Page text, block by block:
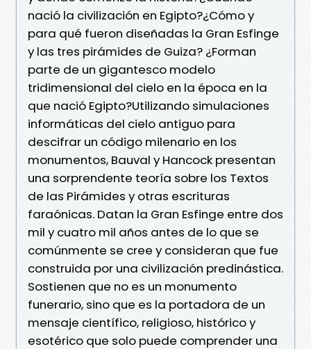
nació la civilización en Egipto?¿Cómo y
para qué fueron diseñadas la Gran Esfinge
y las tres pirámides de Guiza? ¿Forman
parte de un gigantesco modelo
tridimensional del cielo en la época en la
que nació Egipto?Utilizando simulaciones
informáticas del cielo antiguo para
descifrar un código milenario en los
monumentos, Bauval y Hancock presentan
una sorprendente teoría sobre los Textos
de las Pirámides y otras escrituras
faraónicas. Datan la Gran Esfinge entre dos
mil y cuatro mil años antes de lo que se
comúnmente se cree y consideran que fue
construida por una civilización predinástica.
Sostienen que no es un monumento
funerario, sino que es la portadora de un
mensaje científico, religioso, histórico y
esotérico que solo puede comprender una